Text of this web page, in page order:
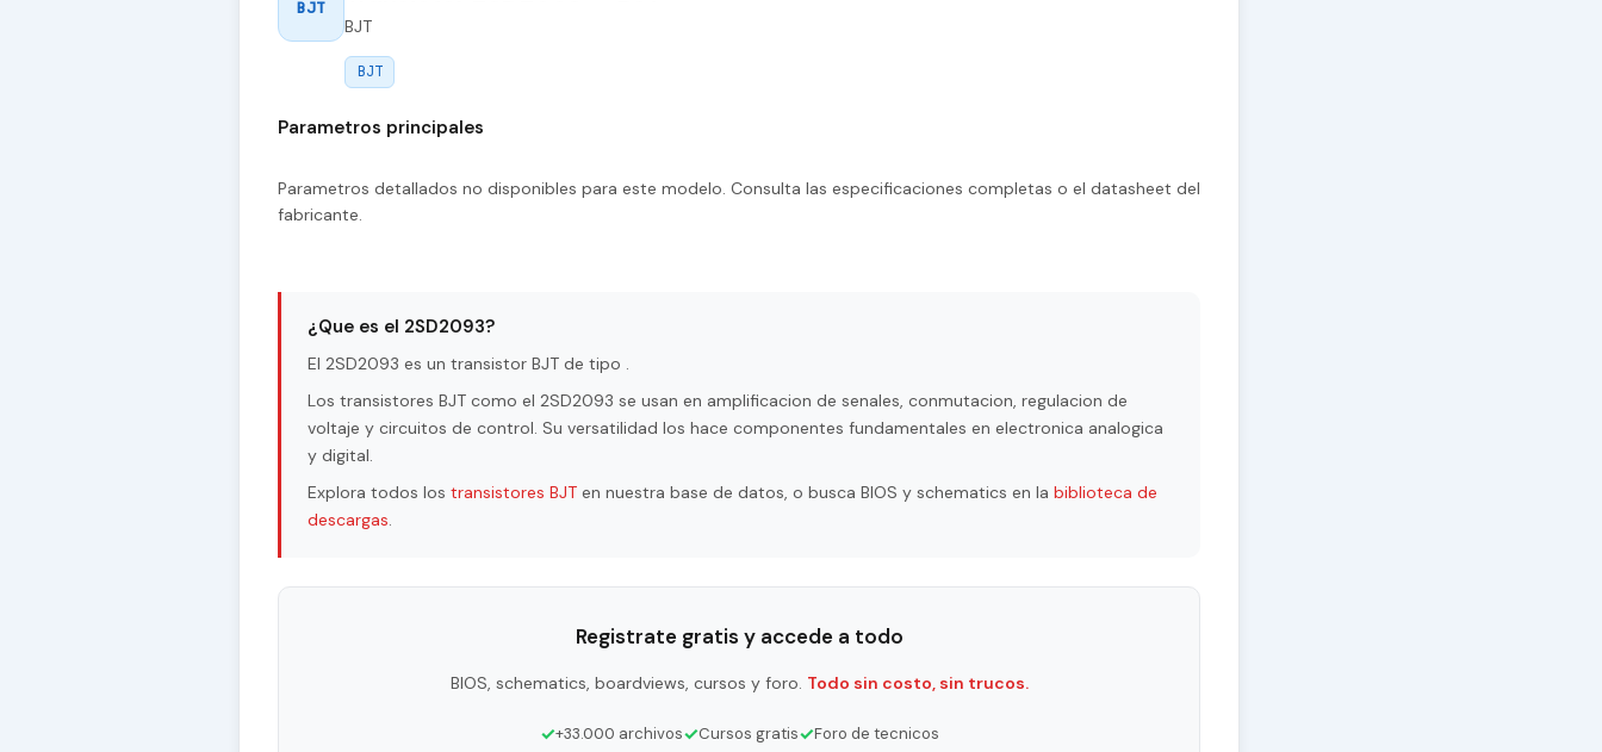
BJT
BJT
BJT
Parametros principales
Parametros detallados no disponibles para este modelo. Consulta las especificaciones completas o el datasheet del
fabricante.
¿Que es el 2SD2093?
El 2SD2093 es un transistor BJT de tipo .
Los transistores BJT como el 2SD2093 se usan en amplificacion de senales, conmutacion, regulacion de
voltaje y circuitos de control. Su versatilidad los hace componentes fundamentales en electronica analogica
y digital.
Explora todos los transistores BJT en nuestra base de datos, o busca BIOS y schematics en la biblioteca de
descargas.
Registrate gratis y accede a todo
BIOS, schematics, boardviews, cursos y foro. Todo sin costo, sin trucos.
✓+33.000 archivos✓Cursos gratis✓Foro de tecnicos